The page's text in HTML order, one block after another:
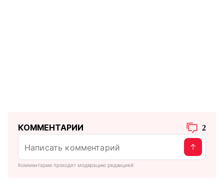
КОММЕНТАРИИ 2
Комментарии проходят модерацию редакцией